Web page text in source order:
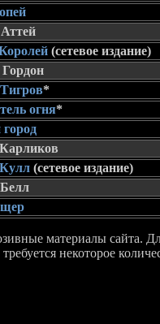
(сетевое издание)
*
огня*
(сетевое издание)
материалы сайта.
некоторое